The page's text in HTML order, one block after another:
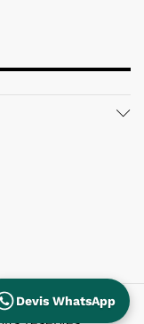
Devis WhatsApp